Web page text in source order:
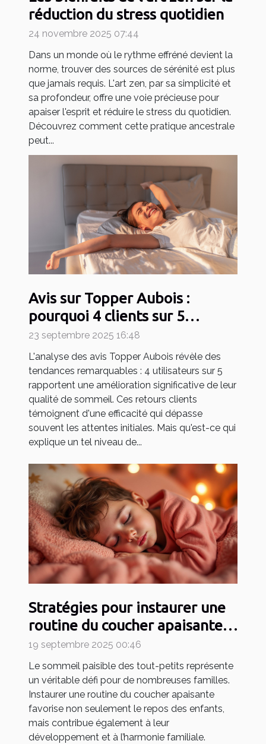
réduction du stress quotidien
24 novembre 2025 07:44
Dans un monde où le rythme effréné devient la
norme, trouver des sources de sérénité est plus
que jamais requis. L'art zen, par sa simplicité et
sa profondeur, offre une voie précieuse pour
apaiser l'esprit et réduire le stress du quotidien.
Découvrez comment cette pratique ancestrale
peut...
Avis sur Topper Aubois :
pourquoi 4 clients sur 5
retrouvent un sommeil
réparateur !
23 septembre 2025 16:48
L'analyse des avis Topper Aubois révèle des
tendances remarquables : 4 utilisateurs sur 5
rapportent une amélioration significative de leur
qualité de sommeil. Ces retours clients
témoignent d'une efficacité qui dépasse
souvent les attentes initiales. Mais qu'est-ce qui
explique un tel niveau de...
Stratégies pour instaurer une
routine du coucher apaisante
pour les tout-petits
19 septembre 2025 00:46
Le sommeil paisible des tout-petits représente
un véritable défi pour de nombreuses familles.
Instaurer une routine du coucher apaisante
favorise non seulement le repos des enfants,
mais contribue également à leur
développement et à l’harmonie familiale.